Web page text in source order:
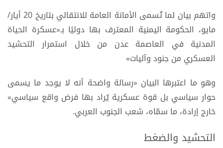
واتهم بيان لما تُسمى الأمانة العامة للانتقالي بتاريخ 20 أيار/
مايو، الحكومة اليمنية المعترف بها دوليًا بـ«عسكرة الحياة
المدنية في العاصمة عدن من خلال استمرار التحشيد
العسكري من جنود وآليات»
وهو ما اعتبرها البيان «رسالة واضحة أنه لا يوجد ما يسمى
حوار سياسي بل قوة عسكرية يُراد بها فرض واقع سياسي»
خارج إرادة، ما سمّاه، شعب الجنوب العربي.
التحشيد والضغط